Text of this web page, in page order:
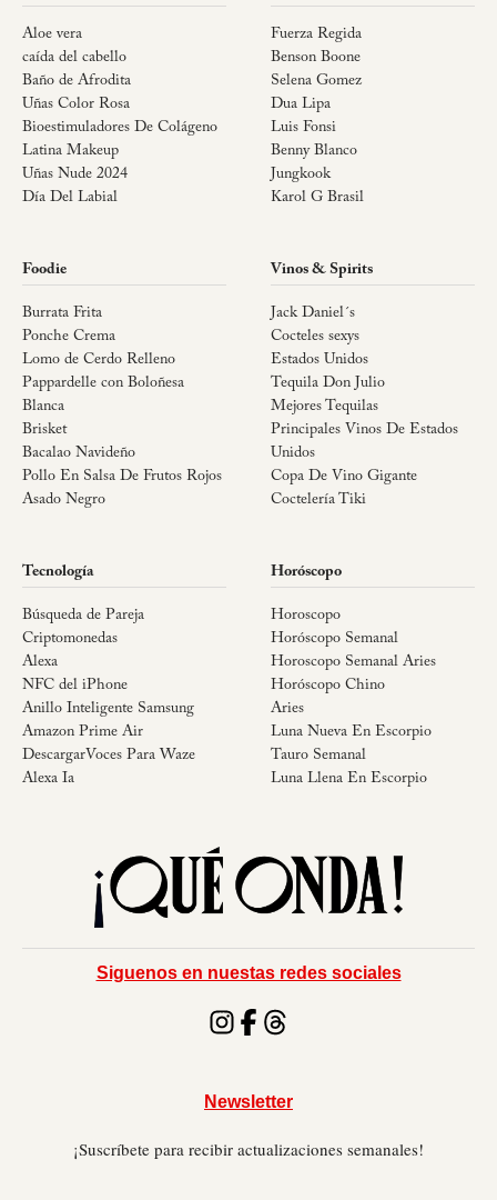
Aloe vera
caída del cabello
Baño de Afrodita
Uñas Color Rosa
Bioestimuladores De Colágeno
Latina Makeup
Uñas Nude 2024
Día Del Labial
Fuerza Regida
Benson Boone
Selena Gomez
Dua Lipa
Luis Fonsi
Benny Blanco
Jungkook
Karol G Brasil
Foodie
Burrata Frita
Ponche Crema
Lomo de Cerdo Relleno
Pappardelle con Boloñesa
Blanca
Brisket
Bacalao Navideño
Pollo En Salsa De Frutos Rojos
Asado Negro
Vinos & Spirits
Jack Daniel´s
Cocteles sexys
Estados Unidos
Tequila Don Julio
Mejores Tequilas
Principales Vinos De Estados
Unidos
Copa De Vino Gigante
Coctelería Tiki
Tecnología
Búsqueda de Pareja
Criptomonedas
Alexa
NFC del iPhone
Anillo Inteligente Samsung
Amazon Prime Air
DescargarVoces Para Waze
Alexa Ia
Horóscopo
Horoscopo
Horóscopo Semanal
Horoscopo Semanal Aries
Horóscopo Chino
Aries
Luna Nueva En Escorpio
Tauro Semanal
Luna Llena En Escorpio
Siguenos en nuestas redes sociales
Newsletter
¡Suscríbete para recibir actualizaciones semanales!